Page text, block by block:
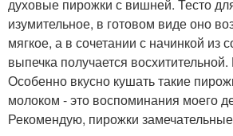
духовые пирожки с вишней. Тесто
изумительное, в готовом виде оно
мягкое, а в сочетании с начинкой из
выпечка получается
Особенно вкусно кушать такие
молоком - это воспоминания моего
Рекомендую, пирожки